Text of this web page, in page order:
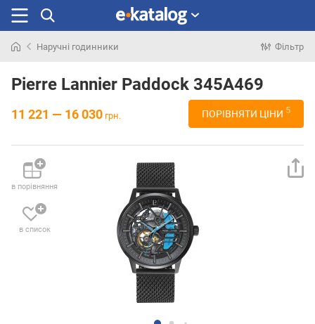
раніше
Наручні годинники Фільтр
Pierre Lannier Paddock 345A469
11 221 — 16 030 грн. ПОРІВНЯТИ ЦІНИ 5
в порівняння
в список